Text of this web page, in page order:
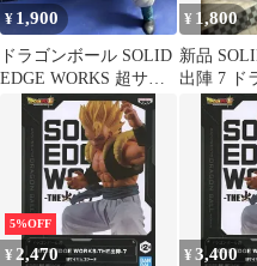
¥ 1,900
ドラゴンボール SOLID
EDGE WORKS 超サイ
ヤ人ゴジータ
¥ 1,800
新品
出陣 7 ド
超 ゴジ
5%OFF
¥ 2,470 ¥3,400